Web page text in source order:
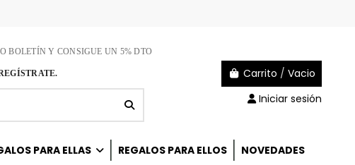
BOLETÍN Y CONSIGUE UN 5% DTO
Carrito / Vacio
Iniciar sesión
PARA ELLAS REGALOS PARA ELLOS NOVEDADES